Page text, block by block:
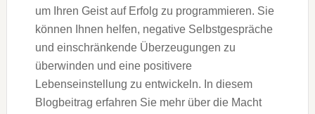
um Ihren Geist auf Erfolg zu programmieren. Sie
können Ihnen helfen, negative Selbstgespräche
und einschränkende Überzeugungen zu
überwinden und eine positivere
Lebenseinstellung zu entwickeln. In diesem
Blogbeitrag erfahren Sie mehr über die Macht